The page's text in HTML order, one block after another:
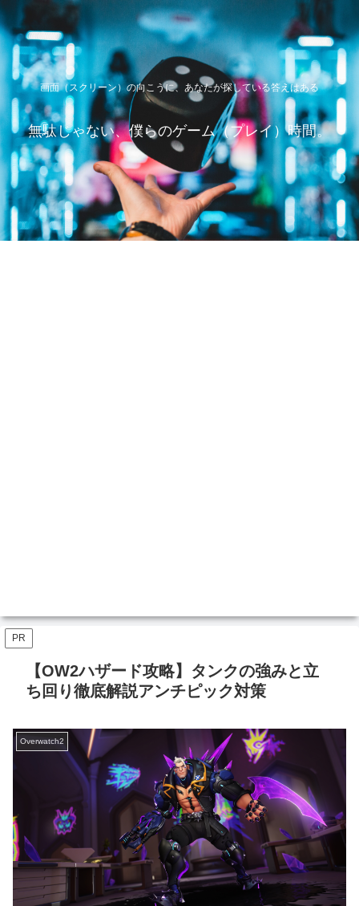
画面（スクリーン）の向こうに、あなたが探している答えはある
無駄じゃない、僕らのゲーム（プレイ）時間。
PR
【OW2ハザード攻略】タンクの強みと立
ち回り徹底解説アンチピック対策
Overwatch2